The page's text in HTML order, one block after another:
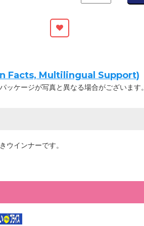
Facts, Multilingual Support)
ケージが写真と異なる場合がございます。
ウインナーです。